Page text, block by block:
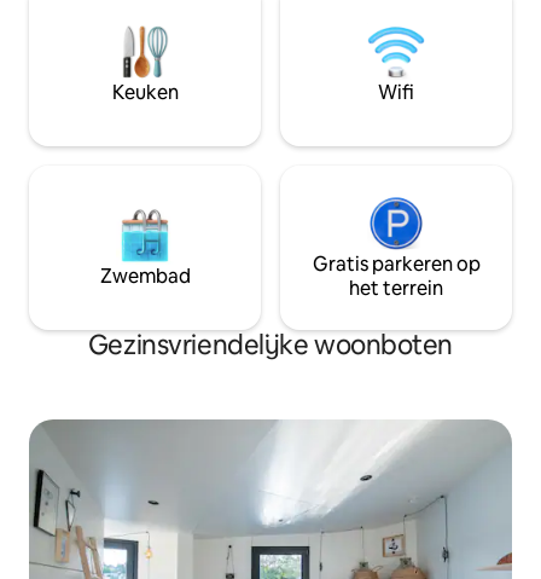
bakkerijen, kruidenierswinkels,
apotheek, tentoonstellingsgalerijen
binnen een straal van 150 m.
1895 zult u
van het water en
uitzicht. Een boot
vakanties in
Keuken Wifi
Zwembad
Gratis parkeren op
het terrein
Gezinsvriendelijke woonboten